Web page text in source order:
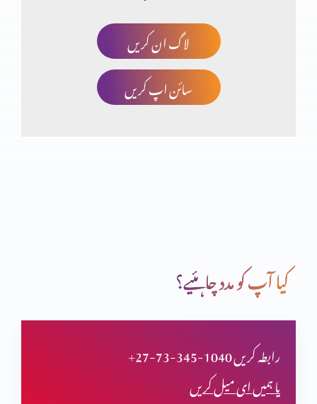
خدا کا منضوبہ
دعا (حصہ اول)
مسیحی مردم شماری اور ہماری زمہ داری
لاگ ان کریں
سائن اپ کریں
کیا آپ کو مدد چاہئیے؟
+27-73-345-1040 رابطہ کریں
یا ہمیں ای میل کریں